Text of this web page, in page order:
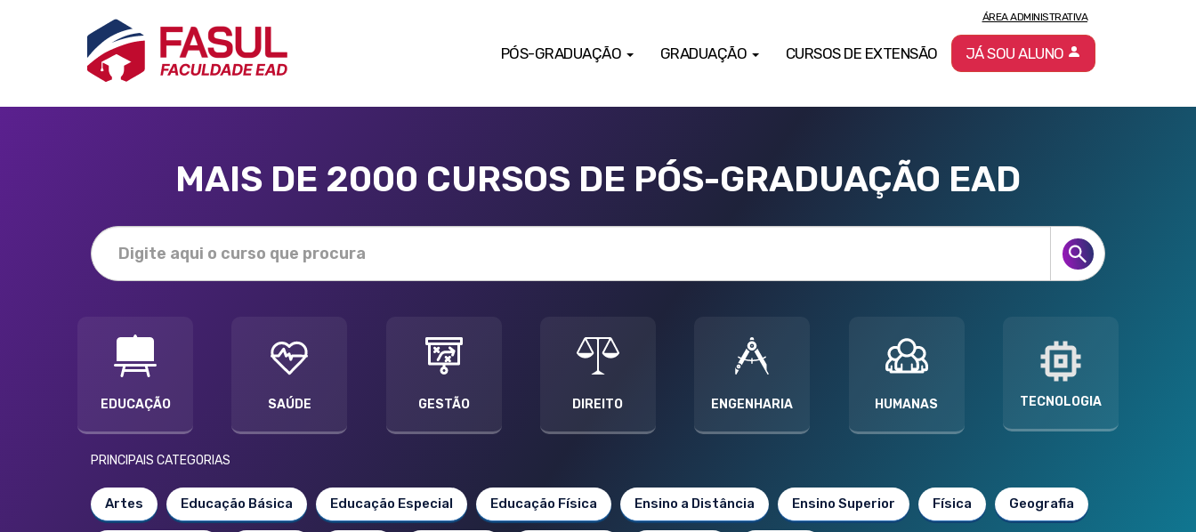
PÓS-GRADUAÇÃO GRADUAÇÃO CURSOS DE EXTENSÃO
ÁREA ADMINISTRATIVA
JÁ SOU ALUNO
MAIS DE 2000 CURSOS DE PÓS-GRADUAÇÃO EAD
EDUCAÇÃO SAÚDE GESTÃO DIREITO ENGENHARIA HUMANAS TECNOLOGIA
PRINCIPAIS CATEGORIAS
Artes Educação Básica Educação Especial Educação Física Ensino a Distância Ensino Superior Física Geografia